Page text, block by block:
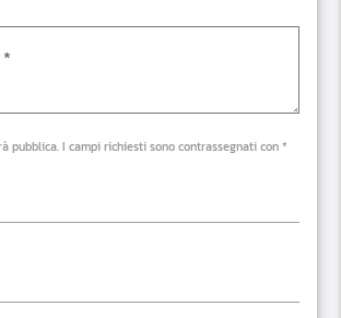
pubblica. I campi richiesti sono contrassegnati con *